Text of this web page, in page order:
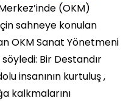
(OKM)
sahneye konulan
OKM Sanat Yönetmeni
Bir Destandır
insanının kurtuluş ,
kalkmalarını